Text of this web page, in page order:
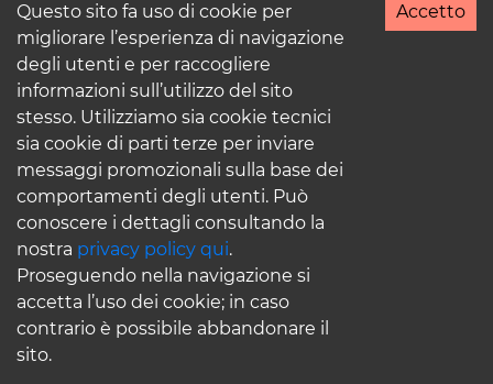
Questo sito fa uso di cookie per
migliorare l’esperienza di navigazione
degli utenti e per raccogliere
informazioni sull’utilizzo del sito
stesso. Utilizziamo sia cookie tecnici
sia cookie di parti terze per inviare
messaggi promozionali sulla base dei
comportamenti degli utenti. Può
conoscere i dettagli consultando la
nostra privacy policy qui.
Proseguendo nella navigazione si
accetta l’uso dei cookie; in caso
contrario è possibile abbandonare il
sito.
Accetto